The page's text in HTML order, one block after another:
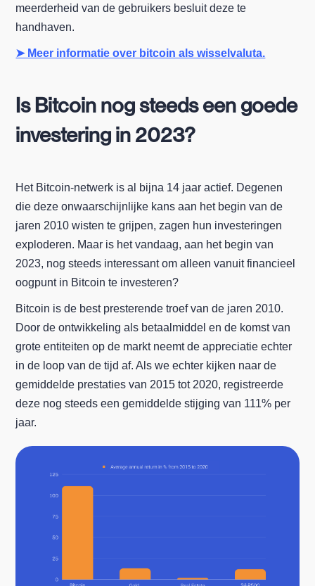
meerderheid van de gebruikers besluit deze te
handhaven.
➤ Meer informatie over bitcoin als wisselvaluta.
Is Bitcoin nog steeds een goede
investering in 2023?
Het Bitcoin-netwerk is al bijna 14 jaar actief. Degenen
die deze onwaarschijnlijke kans aan het begin van de
jaren 2010 wisten te grijpen, zagen hun investeringen
exploderen. Maar is het vandaag, aan het begin van
2023, nog steeds interessant om alleen vanuit financieel
oogpunt in Bitcoin te investeren?
Bitcoin is de best presterende troef van de jaren 2010.
Door de ontwikkeling als betaalmiddel en de komst van
grote entiteiten op de markt neemt de appreciatie echter
in de loop van de tijd af. Als we echter kijken naar de
gemiddelde prestaties van 2015 tot 2020, registreerde
deze nog steeds een gemiddelde stijging van 111% per
jaar.